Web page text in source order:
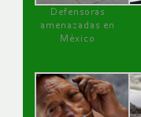
Defensoras
amenazadas en
México